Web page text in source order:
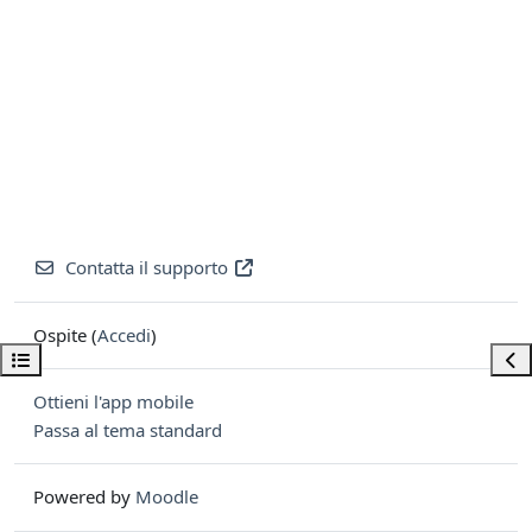
Apri indice del corso
Contatta il supporto
Ospite (Accedi)
Ottieni l'app mobile
Passa al tema standard
Powered by Moodle